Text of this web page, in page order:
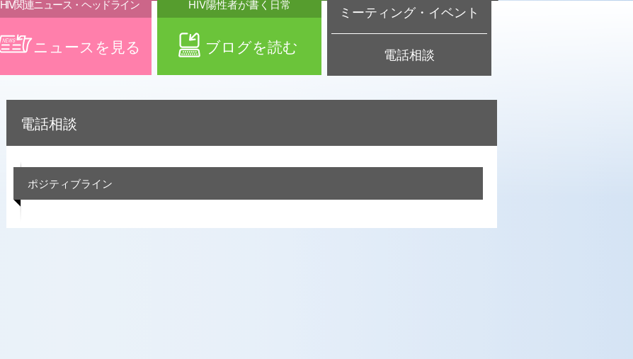
ニュースを見る
HIV関連ニュース・ヘッドライン
ブログを読む
HIV陽性者が書く日常 ミーティング・イベント
電話相談
電話相談
ポジティブライン